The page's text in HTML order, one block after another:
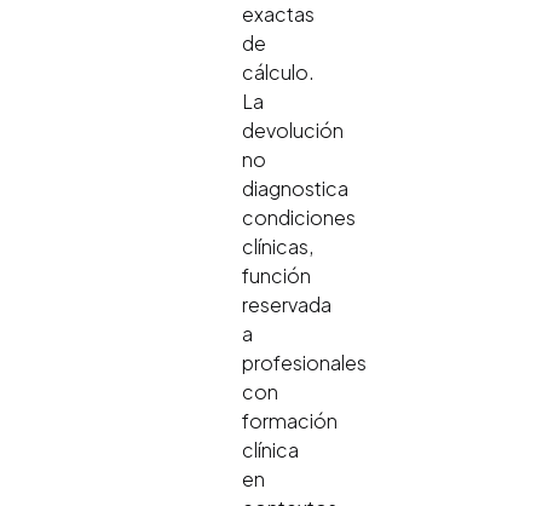
exactas
de
cálculo.
La
devolución
no
diagnostica
condiciones
clínicas,
función
reservada
a
profesionales
con
formación
clínica
en